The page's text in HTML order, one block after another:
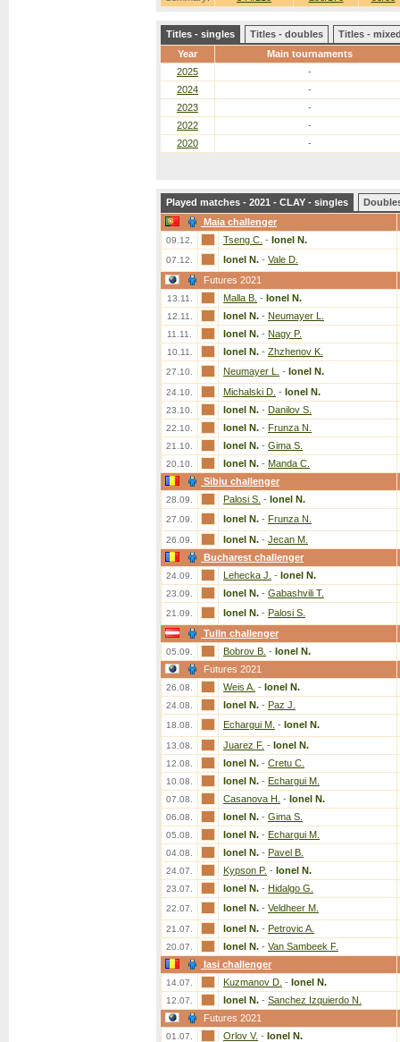
Titles - singles Titles - doubles
Titles -
Year
Main tournaments
2025
-
2024
-
2023
-
2022
-
2020
-
Played matches - 2021 - CLAY - singles
Maia challenger
09.12. Tseng C. - Ionel N.
07.12. Ionel N. - Vale D.
Futures 2021
13.11. Malla B. - Ionel N.
12.11. Ionel N. - Neumayer L.
11.11. Ionel N. - Nagy P.
10.11. Ionel N. - Zhzhenov K.
27.10. Neumayer L. - Ionel N.
24.10. Michalski D. - Ionel N.
23.10. Ionel N. - Danilov S.
22.10. Ionel N. - Frunza N.
21.10. Ionel N. - Gima S.
20.10. Ionel N. - Manda C.
Sibiu challenger
28.09. Palosi S. - Ionel N.
27.09. Ionel N. - Frunza N.
26.09. Ionel N. - Jecan M.
Bucharest challenger
24.09. Lehecka J. - Ionel N.
23.09. Ionel N. - Gabashvili T.
21.09. Ionel N. - Palosi S.
Tulln challenger
05.09. Bobrov B. - Ionel N.
Futures 2021
26.08. Weis A. - Ionel N.
24.08. Ionel N. - Paz J.
18.08. Echargui M. - Ionel N.
13.08. Juarez F. - Ionel N.
12.08. Ionel N. - Cretu C.
10.08. Ionel N. - Echargui M.
07.08. Casanova H. - Ionel N.
06.08. Ionel N. - Gima S.
05.08. Ionel N. - Echargui M.
04.08. Ionel N. - Pavel B.
24.07. Kypson P. - Ionel N.
23.07. Ionel N. - Hidalgo G.
22.07. Ionel N. - Veldheer M.
21.07. Ionel N. - Petrovic A.
20.07. Ionel N. - Van Sambeek F.
Iasi challenger
14.07. Kuzmanov D. - Ionel N.
12.07. Ionel N. - Sanchez Izquierdo N.
Futures 2021
01.07. Orlov V. - Ionel N.